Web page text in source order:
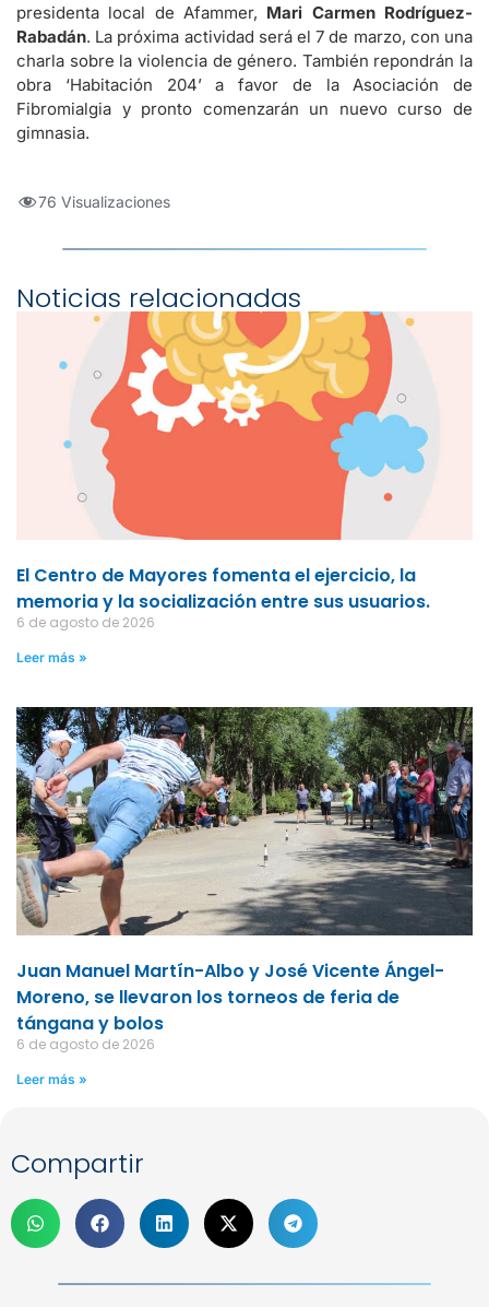
presidenta local de Afammer, Mari Carmen Rodríguez-
Rabadán. La próxima actividad será el 7 de marzo, con una
charla sobre la violencia de género. También repondrán la
obra ‘Habitación 204’ a favor de la Asociación de
Fibromialgia y pronto comenzarán un nuevo curso de
gimnasia.
76 Visualizaciones
Noticias relacionadas
El Centro de Mayores fomenta el ejercicio, la
memoria y la socialización entre sus usuarios.
6 de agosto de 2026
Leer más »
Juan Manuel Martín-Albo y José Vicente Ángel-
Moreno, se llevaron los torneos de feria de
tángana y bolos
6 de agosto de 2026
Leer más »
Compartir